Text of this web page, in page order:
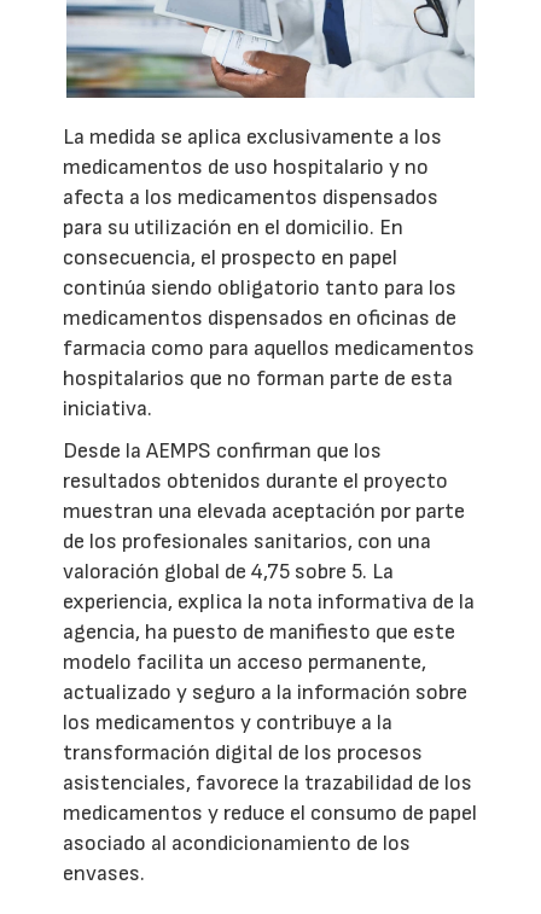
La medida se aplica exclusivamente a los
medicamentos de uso hospitalario y no
afecta a los medicamentos dispensados
para su utilización en el domicilio. En
consecuencia, el prospecto en papel
continúa siendo obligatorio tanto para los
medicamentos dispensados en oficinas de
farmacia como para aquellos medicamentos
hospitalarios que no forman parte de esta
iniciativa.
Desde la AEMPS confirman que los
resultados obtenidos durante el proyecto
muestran una elevada aceptación por parte
de los profesionales sanitarios, con una
valoración global de 4,75 sobre 5. La
experiencia, explica la nota informativa de la
agencia, ha puesto de manifiesto que este
modelo facilita un acceso permanente,
actualizado y seguro a la información sobre
los medicamentos y contribuye a la
transformación digital de los procesos
asistenciales, favorece la trazabilidad de los
medicamentos y reduce el consumo de papel
asociado al acondicionamiento de los
envases.